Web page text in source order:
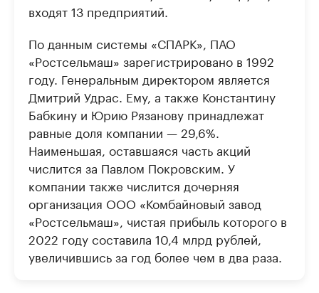
входят 13 предприятий.
По данным системы «СПАРК», ПАО
«Ростсельмаш» зарегистрировано в 1992
году. Генеральным директором является
Дмитрий Удрас. Ему, а также Константину
Бабкину и Юрию Рязанову принадлежат
равные доля компании — 29,6%.
Наименьшая, оставшаяся часть акций
числится за Павлом Покровским. У
компании также числится дочерняя
организация ООО «Комбайновый завод
«Ростсельмаш», чистая прибыль которого в
2022 году составила 10,4 млрд рублей,
увеличившись за год более чем в два раза.